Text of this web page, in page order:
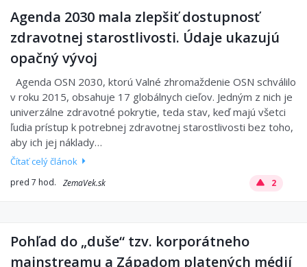
Agenda 2030 mala zlepšiť dostupnosť
zdravotnej starostlivosti. Údaje ukazujú
opačný vývoj
Agenda OSN 2030, ktorú Valné zhromaždenie OSN schválilo
v roku 2015, obsahuje 17 globálnych cieľov. Jedným z nich je
univerzálne zdravotné pokrytie, teda stav, keď majú všetci
ľudia prístup k potrebnej zdravotnej starostlivosti bez toho,
aby ich jej náklady…
Čítať celý článok
pred 7 hod. ZemaVek.sk 2
Pohľad do „duše“ tzv. korporátneho
mainstreamu a Západom platených médií